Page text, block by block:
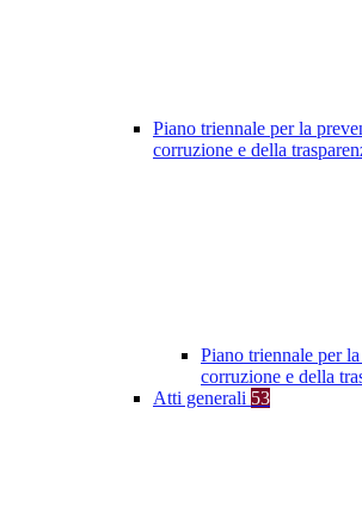
Piano triennale per la
corruzione e della
Piano triennale per
corruzione e della
Atti generali 53